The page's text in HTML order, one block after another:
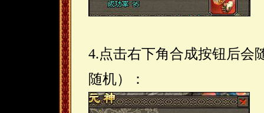
4.点击右下角合成按钮后会
随机）：